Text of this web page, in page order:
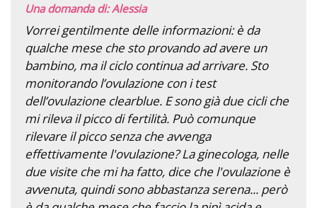
Una domanda di: Alessia
Vorrei gentilmente delle informazioni: è da
qualche mese che sto provando ad avere un
bambino, ma il ciclo continua ad arrivare. Sto
monitorando l’ovulazione con i test
dell’ovulazione clearblue. E sono già due cicli che
mi rileva il picco di fertilità. Può comunque
rilevare il picco senza che avvenga
effettivamente l'ovulazione? La ginecologa, nelle
due visite che mi ha fatto, dice che l'ovulazione è
avvenuta, quindi sono abbastanza serena... però